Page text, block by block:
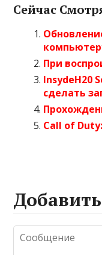
Сейчас
При
InsydeH20
сделать
Call of